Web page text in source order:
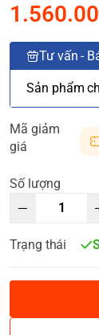
Tư vấn -
Sản phẩm
Mã giảm
giá
Số lượng
Trạng thái